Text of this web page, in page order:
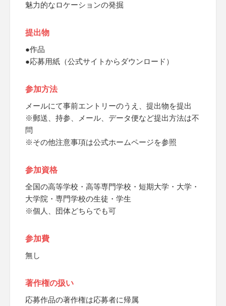
魅力的なロケーションの発掘
提出物
●作品
●応募用紙（公式サイトからダウンロード）
参加方法
メールにて事前エントリーのうえ、提出物を提出
※郵送、持参、メール、データ便など提出方法は不
問
※その他注意事項は公式ホームページを参照
参加資格
全国の高等学校・高等専門学校・短期大学・大学・
大学院・専門学校の生徒・学生
※個人、団体どちらでも可
参加費
無し
著作権の扱い
応募作品の著作権は応募者に帰属